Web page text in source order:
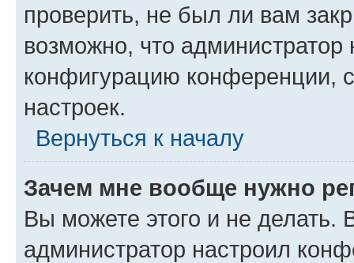
проверить, не был ли вам
возможно, что администратор
конфигурацию конференции,
настроек.
Вернуться к началу
Зачем мне вообще нужно
Вы можете этого и не делать.
администратор настроил